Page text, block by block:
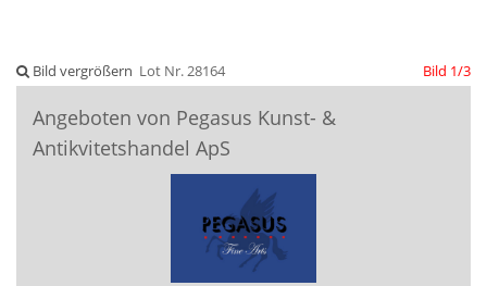
Bild vergrößern Lot Nr. 28164 Bild 1/3
Angeboten von Pegasus Kunst- &
Antikvitetshandel ApS